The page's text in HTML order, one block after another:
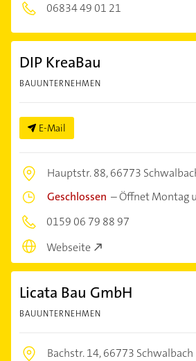
06834 49 01 21
DIP KreaBau
BAUUNTERNEHMEN
E-Mail
Hauptstr. 88,66773
Geschlossen –Öffnet Montag
0159 06 79 88 97
Webseite
Licata Bau GmbH
BAUUNTERNEHMEN
Bachstr. 14,66773 Schwalbach